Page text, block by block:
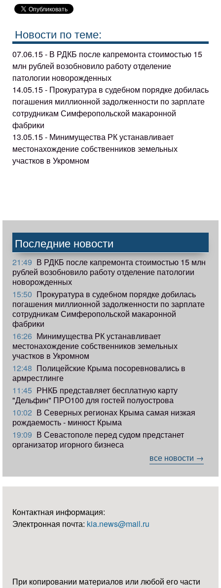
Новости по теме:
07.06.15 - В РДКБ после капремонта стоимостью 15
млн рублей возобновило работу отделение
патологии новорожденных
14.05.15 - Прокуратура в судебном порядке добилась
погашения миллионной задолженности по зарплате
сотрудникам Симферопольской макаронной
фабрики
13.05.15 - Минимущества РК устанавливает
местонахождение собственников земельных
участков в Укромном
Последние новости
21:49 В РДКБ после капремонта стоимостью 15 млн
рублей возобновило работу отделение патологии
новорожденных
15:50 Прокуратура в судебном порядке добилась
погашения миллионной задолженности по зарплате
сотрудникам Симферопольской макаронной
фабрики
16:26 Минимущества РК устанавливает
местонахождение собственников земельных
участков в Укромном
12:48 Полицейские Крыма посоревновались в
армрестлинге
11:45 РНКБ представляет бесплатную карту
"Дельфин" ПРО100 для гостей полуострова
10:02 В Северных регионах Крыма самая низкая
рождаемость - минюст Крыма
19:09 В Севастополе перед судом предстанет
организатор игорного бизнеса
все новости →
Контактная информация:
Электронная почта: kia.news@mail.ru
При копировании материалов или любой его части